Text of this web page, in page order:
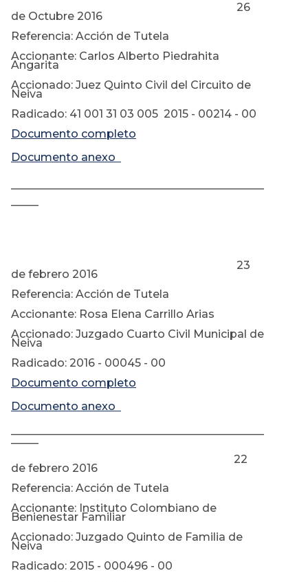
26
de Octubre 2016
Referencia: Acción de Tutela
Accionante: Carlos Alberto Piedrahita
Angarita
Accionado: Juez Quinto Civil del Circuito de
Neiva
Radicado: 41 001 31 03 005 2015 - 00214 - 00
Documento completo
Documento anexo
23
de febrero 2016
Referencia: Acción de Tutela
Accionante: Rosa Elena Carrillo Arias
Accionado: Juzgado Cuarto Civil Municipal de
Neiva
Radicado: 2016 - 00045 - 00
Documento completo
Documento anexo
_____
22
de febrero 2016
Referencia: Acción de Tutela
Accionante: Instituto Colombiano de
Benienestar Familiar
Accionado: Juzgado Quinto de Familia de
Neiva
Radicado: 2015 - 000496 - 00